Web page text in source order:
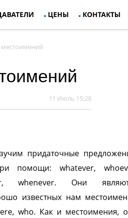
ЦЕНЫ КОНТАКТЫ
11 Июль 15:28
придаточные
помощи: whatever,
whenever. Они
известных нам
who. Как и местоимения,